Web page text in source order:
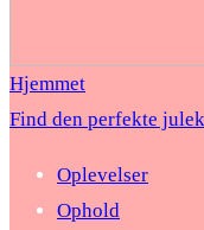
Hjemmet
Find den perfekte
Oplevelser
Ophold